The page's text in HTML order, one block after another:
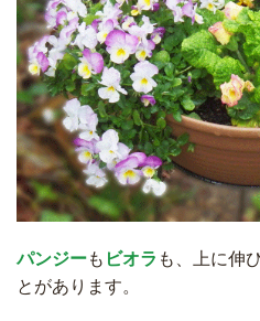
パンジーも ビオラ も、上に伸
とがあります。